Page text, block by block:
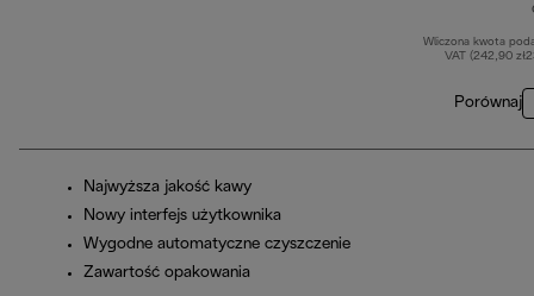
Wliczona kwota
VAT (242,90
Porównaj
Najwyższa jakość kawy
Nowy interfejs użytkownika
Wygodne automatyczne czyszczenie
Zawartość opakowania